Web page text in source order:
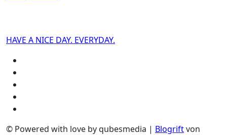
HAVE A NICE DAY. EVERYDAY.
© Powered with love by qubesmedia | Blogriftvon